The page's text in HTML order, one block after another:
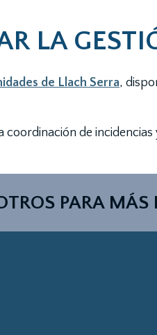
LA
de Llach Serra,
coordinación de
PARA